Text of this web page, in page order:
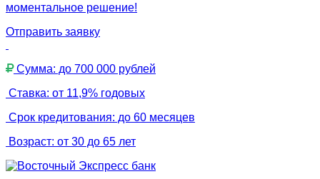
моментальное решение!
Отправить заявку
Сумма: до 700 000 рублей
Ставка: от 11,9% годовых
Срок кредитования: до 60 месяцев
Возраст: от 30 до 65 лет